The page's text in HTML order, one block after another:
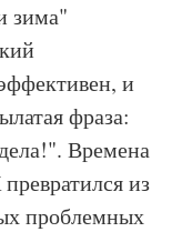
зима"
и
фраза:
Времена
из
проблемных